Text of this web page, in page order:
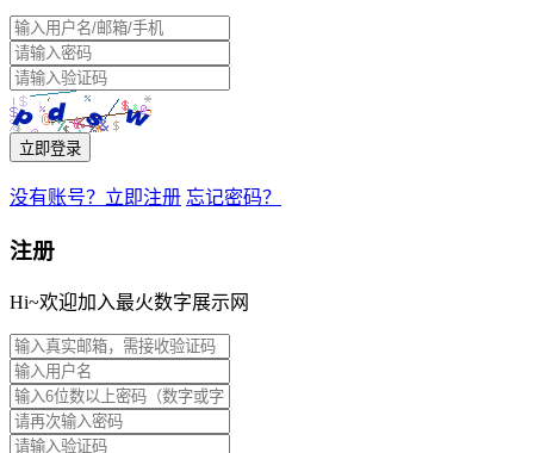
立即登录
没有账号？立即注册 忘记密码？
注册
Hi~欢迎加入最火数字展示网